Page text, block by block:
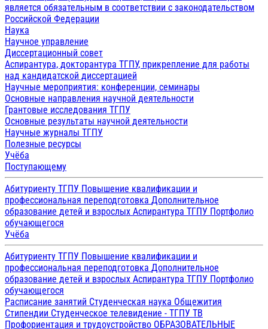
является обязательным в соответствии с законодательством
Российской Федерации
Наука
Научное управление
Диссертационный совет
Аспирантура, докторантура ТГПУ, прикрепление для работы
над кандидатской диссертацией
Научные мероприятия: конференции, семинары
Основные направления научной деятельности
Грантовые исследования ТГПУ
Основные результаты научной деятельности
Научные журналы ТГПУ
Полезные ресурсы
Учёба
Поступающему
Абитуриенту ТГПУ Повышение квалификации и
профессиональная переподготовка Дополнительное
образование детей и взрослых Аспирантура ТГПУ Портфолио
обучающегося
Учёба
Абитуриенту ТГПУ Повышение квалификации и
профессиональная переподготовка Дополнительное
образование детей и взрослых Аспирантура ТГПУ Портфолио
обучающегося
Расписание занятий Студенческая наука Общежития
Стипендии Студенческое телевидение - ТГПУ ТВ
Профориентация и трудоустройство ОБРАЗОВАТЕЛЬНЫЕ